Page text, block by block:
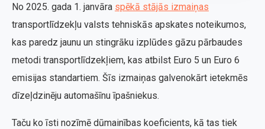
No 2025. gada 1. janvāra spēkā stājās izmaiņas
transportlīdzekļu valsts tehniskās apskates noteikumos,
kas paredz jaunu un stingrāku izplūdes gāzu pārbaudes
metodi transportlīdzekļiem, kas atbilst Euro 5 un Euro 6
emisijas standartiem. Šīs izmaiņas galvenokārt ietekmēs
dīzeļdzinēju automašīnu īpašniekus.
Taču ko īsti nozīmē dūmainības koeficients, kā tas tiek